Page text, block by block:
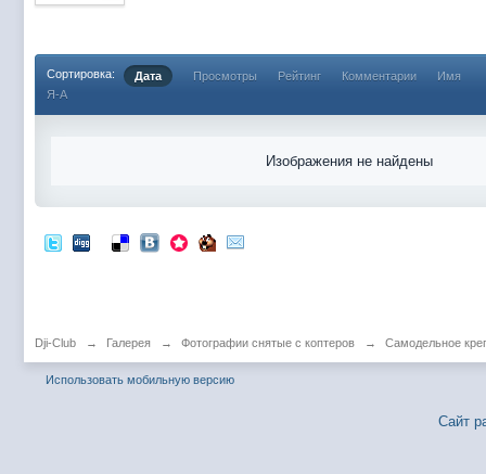
Сортировка: Дата Просмотры Рейтинг Комментарии
Имя
Я-А
Изображения не найдены
Dji-Club → Галерея → Фотографии снятые с коптеров → Самодельное
Использовать мобильную версию
Сайт